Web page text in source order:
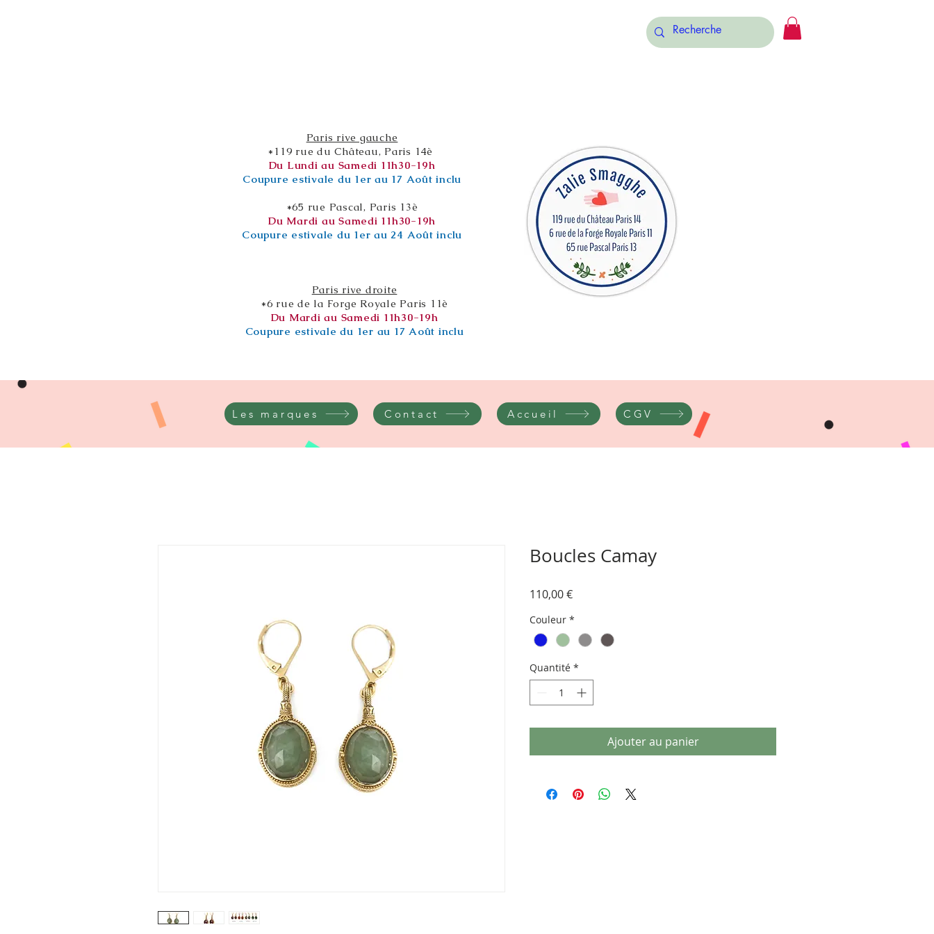
Paris rive gauche
*119 rue du Château, Paris 14è
Du Lundi au Samedi 11h30-19h
Coupure estivale du 1er au 17 Août inclu
*65 rue Pascal, Paris 13è
Du Mardi au Samedi 11h30-19h
Coupure estivale du 1er au 24 Août inclu
Paris rive droite
*6 rue de la Forge Royale Paris 11è
Du Mardi au Samedi 11h30-19h
Coupure estivale du 1er au 17 Août inclu
Les marques Contact Accueil CGV
Boucles Camay
110,00 €Prix
Couleur *
Quantité *
Ajouter au panier